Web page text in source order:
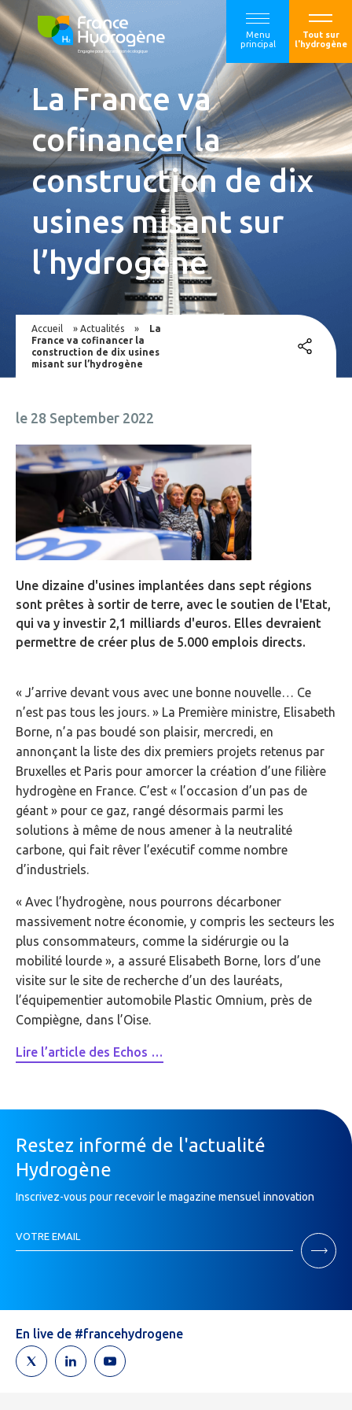
Menu
principal
Tout sur
l'hydrogène
La France va
cofinancer la
construction de dix
usines misant sur
l’hydrogène
Accueil » Actualités »
La
France va cofinancer la
construction de dix usines
misant sur l’hydrogène
le 28 September 2022
Une dizaine d'usines implantées dans sept régions
sont prêtes à sortir de terre, avec le soutien de l'Etat,
qui va y investir 2,1 milliards d'euros. Elles devraient
permettre de créer plus de 5.000 emplois directs.
« J’arrive devant vous avec une bonne nouvelle… Ce
n’est pas tous les jours. » La Première ministre, Elisabeth
Borne, n’a pas boudé son plaisir, mercredi, en
annonçant la liste des dix premiers projets retenus par
Bruxelles et Paris pour amorcer la création d’une filière
hydrogène en France. C’est « l’occasion d’un pas de
géant » pour ce gaz, rangé désormais parmi les
solutions à même de nous amener à la neutralité
carbone, qui fait rêver l’exécutif comme nombre
d’industriels.
« Avec l’hydrogène, nous pourrons décarboner
massivement notre économie, y compris les secteurs les
plus consommateurs, comme la sidérurgie ou la
mobilité lourde », a assuré Elisabeth Borne, lors d’une
visite sur le site de recherche d’un des lauréats,
l’équipementier automobile Plastic Omnium, près de
Compiègne, dans l’Oise.
Lire l’article des Echos …
Restez informé de l'actualité
Hydrogène
Inscrivez-vous pour recevoir le magazine mensuel innovation
Newsletter
VOTRE EMAIL
If
human,
leave
this
field
blank.
En live de #francehydrogene